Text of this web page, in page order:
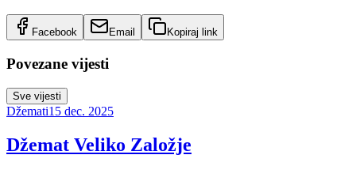
Facebook Email Kopiraj link
Povezane vijesti
Sve vijesti
Džemati15 dec. 2025
Džemat Veliko Založje